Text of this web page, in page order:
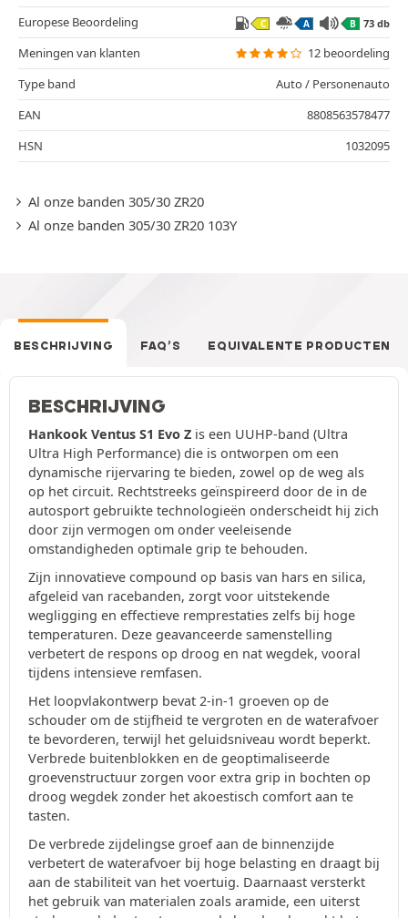
Europese Beoordeling
C A B 73 db
Meningen van klanten
12 beoordeling
Type band
Auto / Personenauto
EAN
8808563578477
HSN
1032095
Al onze banden 305/30 ZR20
Al onze banden 305/30 ZR20 103Y
BESCHRIJVING FAQ’S EQUIVALENTE PRODUCTEN
BESCHRIJVING
Hankook Ventus S1 Evo Z is een UUHP-band (Ultra
Ultra High Performance) die is ontworpen om een
dynamische rijervaring te bieden, zowel op de weg als
op het circuit. Rechtstreeks geïnspireerd door de in de
autosport gebruikte technologieën onderscheidt hij zich
door zijn vermogen om onder veeleisende
omstandigheden optimale grip te behouden.
Zijn innovatieve compound op basis van hars en silica,
afgeleid van racebanden, zorgt voor uitstekende
wegligging en effectieve remprestaties zelfs bij hoge
temperaturen. Deze geavanceerde samenstelling
verbetert de respons op droog en nat wegdek, vooral
tijdens intensieve remfasen.
Het loopvlakontwerp bevat 2-in-1 groeven op de
schouder om de stijfheid te vergroten en de waterafvoer
te bevorderen, terwijl het geluidsniveau wordt beperkt.
Verbrede buitenblokken en de geoptimaliseerde
groevenstructuur zorgen voor extra grip in bochten op
droog wegdek zonder het akoestisch comfort aan te
tasten.
De verbrede zijdelingse groef aan de binnenzijde
verbetert de waterafvoer bij hoge belasting en draagt bij
aan de stabiliteit van het voertuig. Daarnaast versterkt
het gebruik van materialen zoals aramide, een uiterst